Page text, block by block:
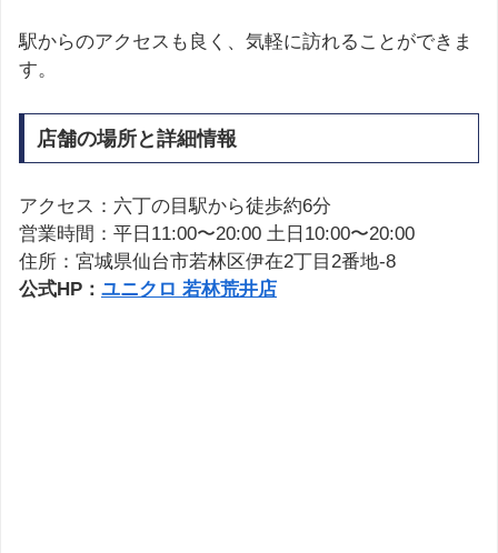
駅からのアクセスも良く、気軽に訪れることができま
す。
店舗の場所と詳細情報
アクセス：六丁の目駅から徒歩約6分
営業時間：平日11:00〜20:00 土日10:00〜20:00
住所：宮城県仙台市若林区伊在2丁目2番地-8
公式HP： ユニクロ 若林荒井店